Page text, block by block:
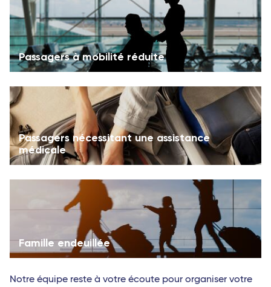
Passagers à mobilité réduite
Passagers nécessitant une assistance
médicale
Famille endeuillée
Notre équipe reste à votre écoute pour organiser votre